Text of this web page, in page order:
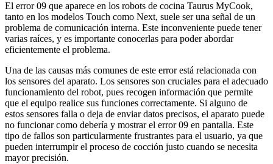
El error 09 que aparece en los robots de cocina Taurus MyCook,
tanto en los modelos Touch como Next, suele ser una señal de un
problema de comunicación interna. Este inconveniente puede tener
varias raíces, y es importante conocerlas para poder abordar
eficientemente el problema.
Una de las causas más comunes de este error está relacionada con
los sensores del aparato. Los sensores son cruciales para el adecuado
funcionamiento del robot, pues recogen información que permite
que el equipo realice sus funciones correctamente. Si alguno de
estos sensores falla o deja de enviar datos precisos, el aparato puede
no funcionar como debería y mostrar el error 09 en pantalla. Este
tipo de fallos son particularmente frustrantes para el usuario, ya que
pueden interrumpir el proceso de cocción justo cuando se necesita
mayor precisión.